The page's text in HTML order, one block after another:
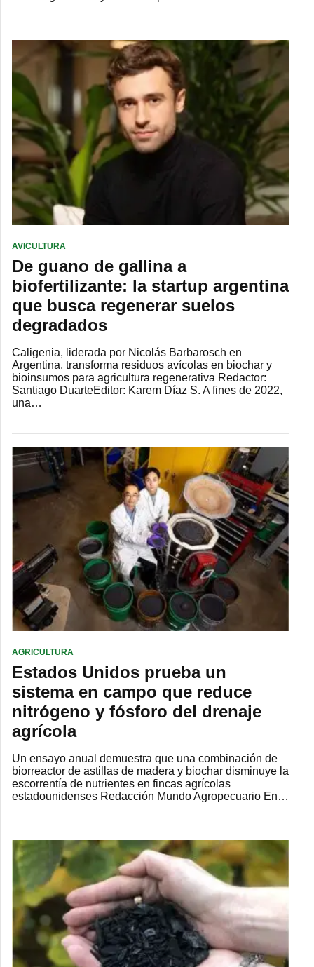
AVICULTURA
De guano de gallina a
biofertilizante: la startup argentina
que busca regenerar suelos
degradados
Caligenia, liderada por Nicolás Barbarosch en
Argentina, transforma residuos avícolas en biochar y
bioinsumos para agricultura regenerativa Redactor:
Santiago DuarteEditor: Karem Díaz S. A fines de 2022,
una…
AGRICULTURA
Estados Unidos prueba un
sistema en campo que reduce
nitrógeno y fósforo del drenaje
agrícola
Un ensayo anual demuestra que una combinación de
biorreactor de astillas de madera y biochar disminuye la
escorrentía de nutrientes en fincas agrícolas
estadounidenses Redacción Mundo Agropecuario En…